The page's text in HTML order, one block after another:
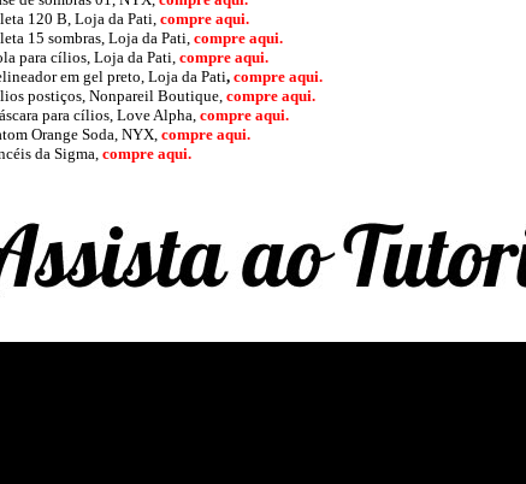
120 B, Loja da Pati, compre aqui.
15 sombras, Loja da Pati, compre aqui.
para cílios, Loja da Pati, compre aqui.
em gel preto, Loja da Pati, compre aqui.
postiços, Nonpareil Boutique, compre aqui.
para cílios, Love Alpha, compre aqui.
Orange Soda, NYX, compre aqui.
da Sigma, compre aqui.